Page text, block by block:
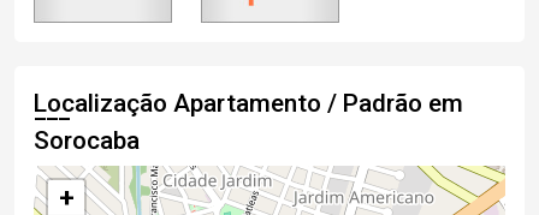
Localização Apartamento / Padrão em
Sorocaba
+